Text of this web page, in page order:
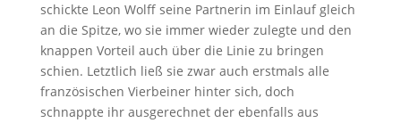
schickte Leon Wolff seine Partnerin im Einlauf gleich
an die Spitze, wo sie immer wieder zulegte und den
knappen Vorteil auch über die Linie zu bringen
schien. Letztlich ließ sie zwar auch erstmals alle
französischen Vierbeiner hinter sich, doch
schnappte ihr ausgerechnet der ebenfalls aus